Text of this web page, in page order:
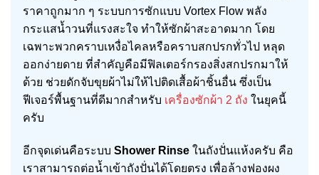
ราคาถูกมาก ๆ ระบบการซักแบบ Vortex Flow พลัง
กระแสน้ำวนที่แรงสะใจ ทำให้ซักผ้าสะอาดมาก โดย
เฉพาะพวกคราบเหงื่อไคลหรือคราบสกปรกทั่วไป หลุด
ออกง่ายดาย ที่สำคัญคือมีฟิลเตอร์กรองสิ่งสกปรกมาให้
ด้วย ช่วยดักจับขุยผ้าไม่ให้ไปติดเสื้อผ้าชิ้นอื่น ซึ่งเป็น
ฟีเจอร์พื้นฐานที่ดีมากสำหรับ เครื่องซักผ้า 2 ถัง ในยุคนี้
ครับ
อีกจุดเด่นคือระบบ Shower Rinse ในถังปั่นแห้งครับ คือ
เราสามารถต่อน้ำเข้าถังปั่นได้โดยตรง เพื่อล้างฟองผง